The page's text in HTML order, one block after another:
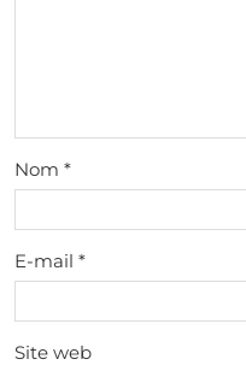
Nom *
E-mail *
Site web